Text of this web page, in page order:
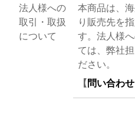
法人様への
取引・取扱
について
本商品は、
り販売先を
す。法人様
ては、弊社
ださい。
【 問い合わ